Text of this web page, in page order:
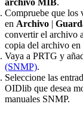
Compruebe que los
en Archivo |
convertir el archivo
copia del archivo
Vaya a PRTG y
(SNMP).
Seleccione las
OIDlib que desea
manuales SNMP.